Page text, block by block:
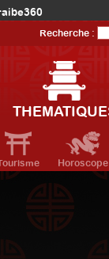
Recherche :
Horoscope